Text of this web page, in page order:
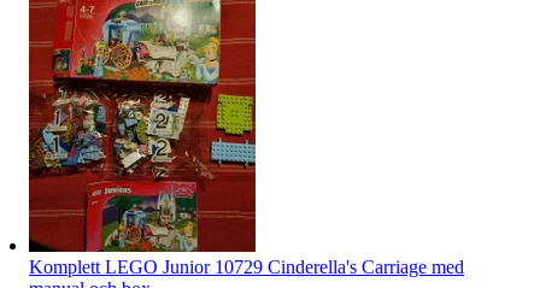
Komplett LEGO Junior 10729 Cinderella's Carriage med